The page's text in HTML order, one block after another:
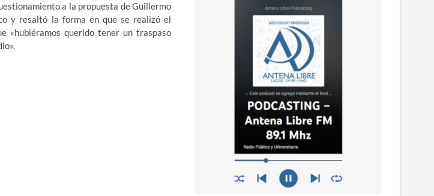
a la propuesta de Guillermo
y resaltó la forma en que se realizó el
«hubiéramos querido tener un traspaso